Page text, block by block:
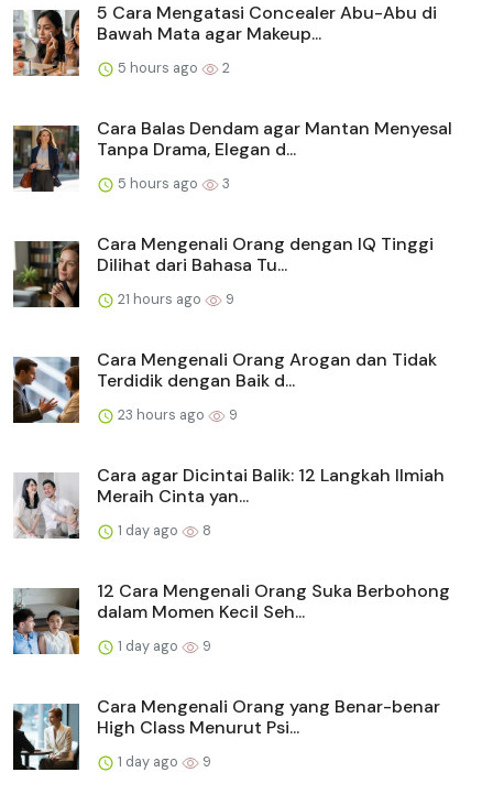
5 Cara Mengatasi Concealer Abu-Abu di
Bawah Mata agar Makeup...
5 hours ago 2
Cara Balas Dendam agar Mantan Menyesal
Tanpa Drama, Elegan d...
5 hours ago 3
Cara Mengenali Orang dengan IQ Tinggi
Dilihat dari Bahasa Tu...
21 hours ago 9
Cara Mengenali Orang Arogan dan Tidak
Terdidik dengan Baik d...
23 hours ago 9
Cara agar Dicintai Balik: 12 Langkah Ilmiah
Meraih Cinta yan...
1 day ago 8
12 Cara Mengenali Orang Suka Berbohong
dalam Momen Kecil Seh...
1 day ago 9
Cara Mengenali Orang yang Benar-benar
High Class Menurut Psi...
1 day ago 9